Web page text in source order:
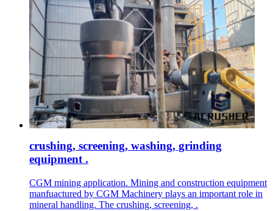
crushing, screening, washing, grinding
equipment .
CGM mining application. Mining and construction equipment
manfuactured by CGM Machinery plays an important role in
mineral handling. The crushing, screening, .